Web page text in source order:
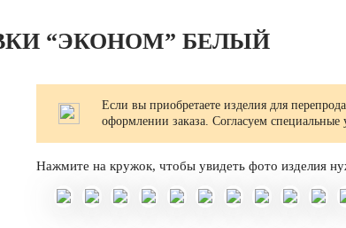
“ЭКОНОМ” БЕЛЫЙ
Если вы приобретаете изделия для
оформлении заказа. Согласуем специальные
Нажмите на кружок, чтобы увидеть фото изделия